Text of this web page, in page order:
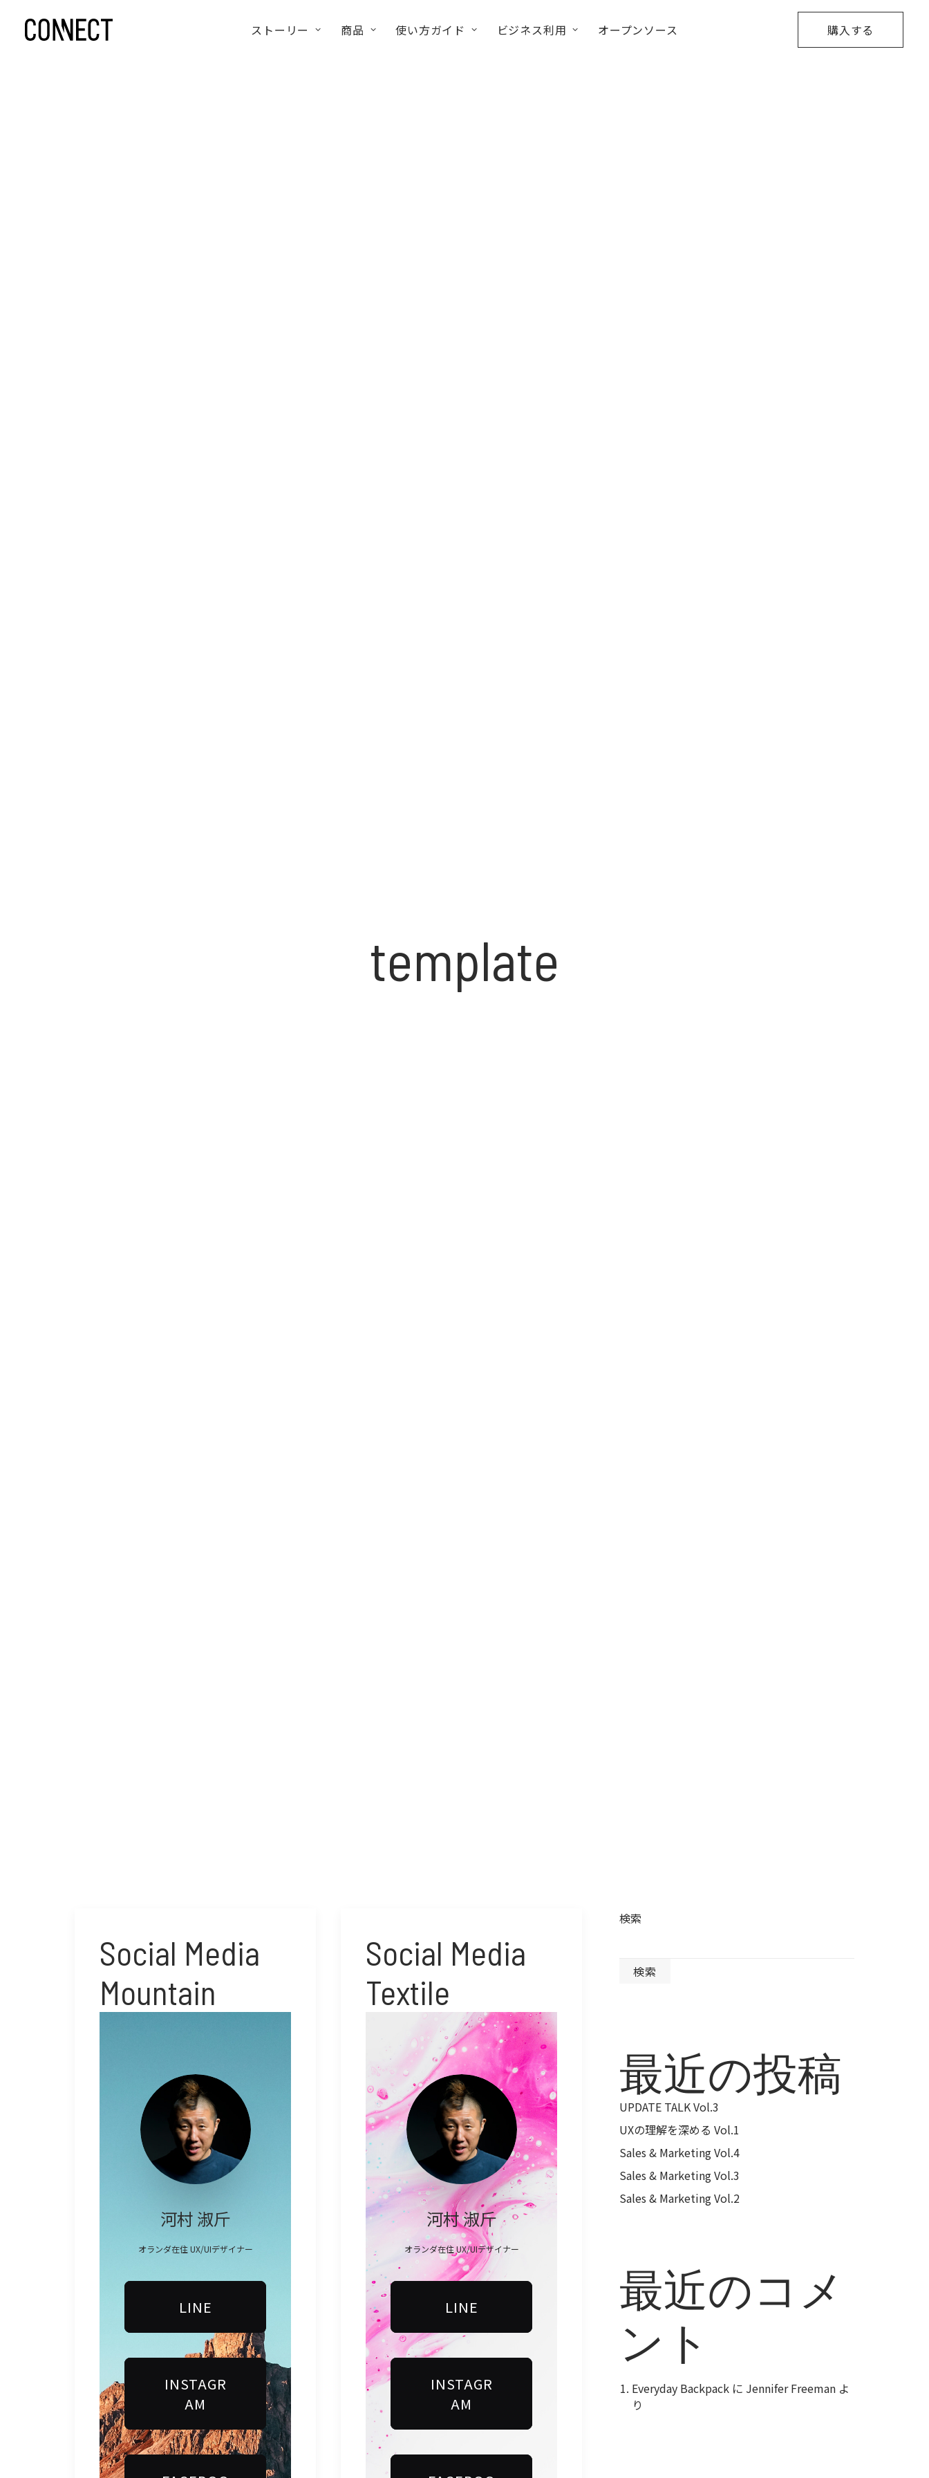
ストーリー 商品 使い方ガイド ビジネス利用 オープンソース 購入する
template
Social Media
Mountain
河村 淑斤
オランダ在住 UX/UIデザイナー
LINE
INSTAGR
AM
Social Media
Textile
河村 淑斤
オランダ在住 UX/UIデザイナー
LINE
INSTAGR
AM
検索
検索
最近の投稿
UPDATE TALK Vol.3
UXの理解を深める Vol.1
Sales & Marketing Vol.4
Sales & Marketing Vol.3
Sales & Marketing Vol.2
最近のコメ
ント
Everyday Backpack に Jennifer Freeman よ
り